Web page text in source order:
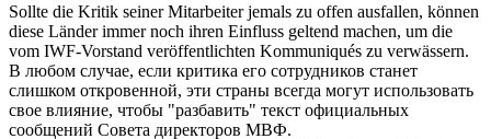
Sollte die Kritik seiner Mitarbeiter jemals zu offen ausfallen, können
diese Länder immer noch ihren Einfluss geltend machen, um die
vom IWF-Vorstand veröffentlichten Kommuniqués zu verwässern.
В любом случае, если критика его сотрудников станет
слишком откровенной, эти страны всегда могут использовать
свое влияние, чтобы "разбавить" текст официальных
сообщений Совета директоров МВФ.